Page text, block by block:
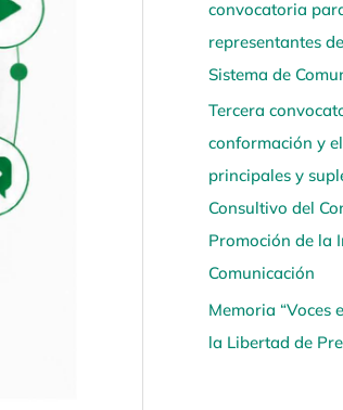
convocatoria
representantes
Sistema de
Tercera
conformación y
principales y
Consultivo del
Promoción de la
Comunicación
Memoria “Voces
la Libertad de